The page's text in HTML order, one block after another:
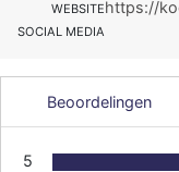
WEBSITEhttps://
SOCIAL MEDIA
Beoordelingen
5